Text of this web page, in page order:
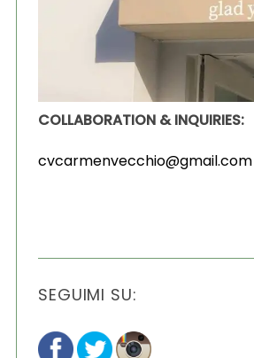
COLLABORATION & INQUIRIES:
cvcarmenvecchio@gmail.com
SEGUIMI SU: